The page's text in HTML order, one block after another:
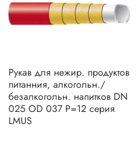
Рукав для нежир. продуктов
питанния, алкогольн./
безалкогольн. напитков DN
025 OD 037 Р=12 серия
LMUS